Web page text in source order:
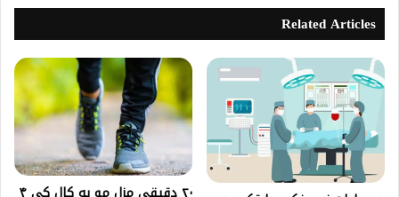
Related Articles